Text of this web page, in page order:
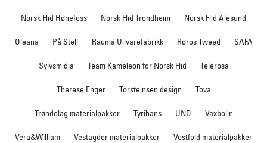
Norsk Flid Hønefoss Norsk Flid Trondheim Norsk Flid Ålesund
Oleana På Stell Rauma Ullvarefabrikk Røros Tweed SAFA
Sylvsmidja Team Kameleon for Norsk Flid Telerosa
Therese Enger Torsteinsen design Tova
Trøndelag materialpakker Tyrihans UND Växbolin
Vera&William Vestagder materialpakker Vestfold materialpakker